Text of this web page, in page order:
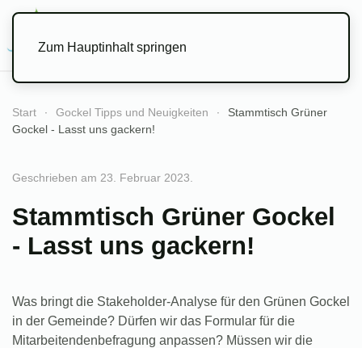
Zum Hauptinhalt springen
Start Gockel Tipps und Neuigkeiten
Stammtisch Grüner
Gockel - Lasst uns gackern!
Geschrieben am 23. Februar 2023
Stammtisch Grüner Gockel
- Lasst uns gackern!
Was bringt die Stakeholder-Analyse für den Grünen Gockel
in der Gemeinde? Dürfen wir das Formular für die
Mitarbeitendenbefragung anpassen? Müssen wir die